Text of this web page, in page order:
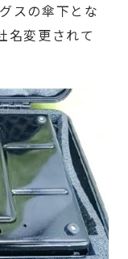
スの傘下とな
名変更されて